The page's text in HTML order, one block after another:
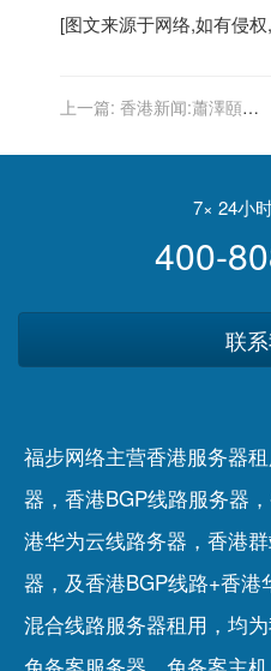
[图文来源于网络,如有侵
上一篇: 香港新闻:蕭澤頤：
解散不代表可「免責」
7× 24小
400-
联
福步网络主营香港服务器
器，香港BGP线路服务器
港华为云线路务器，香港
器，及香港BGP线路+香
混合线路服务器租用，均